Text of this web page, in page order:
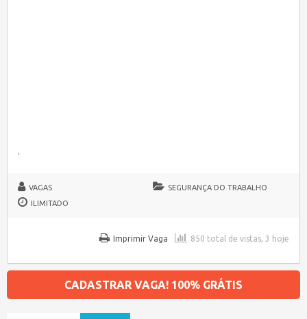
.
VAGAS
SEGURANÇA DO TRABALHO
ILIMITADO
850 total de vistas, 3 hoje
Imprimir Vaga
CADASTRAR VAGA! 100% GRÁTIS